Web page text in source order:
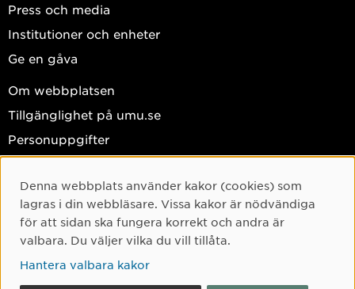
Press och media
Institutioner och enheter
Ge en gåva
Om webbplatsen
Tillgänglighet på umu.se
Personuppgifter
Facebook
Instagram
TikTok
Youtube
Cookie-samtycke
Denna webbplats använder kakor (cookies) som
lagras i din webbläsare. Vissa kakor är nödvändiga
för att sidan ska fungera korrekt och andra är
valbara. Du väljer vilka du vill tillåta.
Hantera valbara kakor